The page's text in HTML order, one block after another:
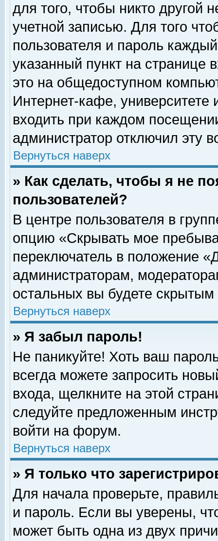
для того, чтобы никто другой
учетной записью. Для того
пользователя и пароль
указанный пункт на
это на общедоступном
Интернет-кафе, университете
входить при каждом
администратор отключил эту
Вернуться наверх
» Как сделать, чтобы я не
пользователей?
В центре пользователя в
опцию «Скрывать мое
переключатель в положение
администраторам,
остальных вы будете скрытым
Вернуться наверх
» Я забыл пароль!
Не паникуйте! Хоть ваш
всегда можете запросить
входа, щелкните на этой
следуйте предложенным
войти на форум.
Вернуться наверх
» Я только что
Для начала проверьте,
и пароль. Если вы уверены,
может быть одна из двух